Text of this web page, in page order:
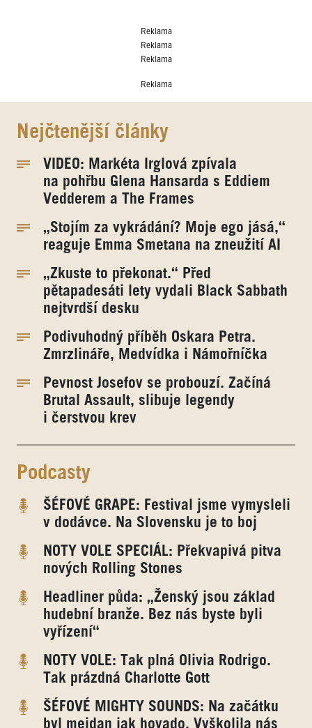
Reklama
Reklama
Reklama
Reklama
Nejčtenější články
VIDEO: Markéta Irglová zpívala
na pohřbu Glena Hansarda s Eddiem
Vedderem a The Frames
„Stojím za vykrádání? Moje ego jásá,“
reaguje Emma Smetana na zneužití AI
„Zkuste to překonat.“ Před
pětapadesáti lety vydali Black Sabbath
nejtvrdší desku
Podivuhodný příběh Oskara Petra.
Zmrzlináře, Medvídka i Námořníčka
Pevnost Josefov se probouzí. Začíná
Brutal Assault, slibuje legendy
i čerstvou krev
Podcasty
ŠÉFOVÉ GRAPE: Festival jsme vymysleli
v dodávce. Na Slovensku je to boj
NOTY VOLE SPECIÁL: Překvapivá pitva
nových Rolling Stones
Headliner půda: „Ženský jsou základ
hudební branže. Bez nás byste byli
vyřízení“
NOTY VOLE: Tak plná Olivia Rodrigo.
Tak prázdná Charlotte Gott
ŠÉFOVÉ MIGHTY SOUNDS: Na začátku
byl mejdan jak hovado. Vyškolila nás